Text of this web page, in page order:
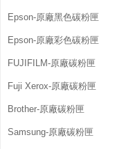
Epson-原廠黑色碳粉匣
Epson-原廠彩色碳粉匣
FUJIFILM-原廠碳粉匣
Fuji Xerox-原廠碳粉匣
Brother-原廠碳粉匣
Samsung-原廠碳粉匣